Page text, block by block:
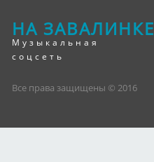
НА ЗАВАЛИНКЕ
Музыкальная
соцсеть
Все права защищены © 2016